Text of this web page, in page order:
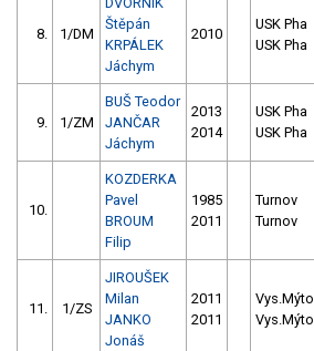
8. 1/DM
Štěpán
KRPÁLEK
Jáchym
2010
USK Pha
USK Pha
9. 1/ZM
BUŠ Teodor
JANČAR
Jáchym
2013
2014
USK Pha
USK Pha
10.
KOZDERKA
Pavel
BROUM
Filip
1985
2011
Turnov
Turnov
11. 1/ZS
JIROUŠEK
Milan
JANKO
Jonáš
2011
2011
Vys.Mýto
Vys.Mýto